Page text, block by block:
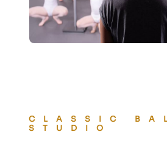
CLASSIC BALLET
STUDIO